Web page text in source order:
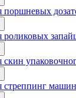
поршневых
роликовых
скин
стреппинг машин